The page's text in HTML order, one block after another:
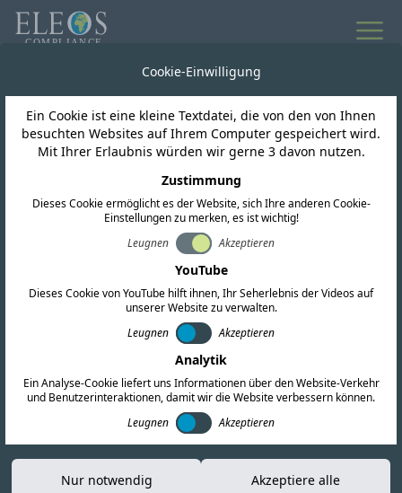
Südafrika
NRCS gibt die Annahme
von SANS/IEC 62368-1
bekannt
Cookie-Einwilligung
Ein Cookie ist eine kleine Textdatei, die von den von Ihnen
besuchten Websites auf Ihrem Computer gespeichert wird.
Mit Ihrer Erlaubnis würden wir gerne 3 davon nutzen.
Zustimmung
Dieses Cookie ermöglicht es der Website, sich Ihre anderen Cookie-
Einstellungen zu merken, es ist wichtig!
Leugnen
Akzeptieren
YouTube
Dieses Cookie von YouTube hilft ihnen, Ihr Seherlebnis der Videos auf
unserer Website zu verwalten.
Leugnen
Akzeptieren
Analytik
Ein Analyse-Cookie liefert uns Informationen über den Website-Verkehr
und Benutzerinteraktionen, damit wir die Website verbessern können.
Leugnen
Akzeptieren
Nur notwendig Akzeptiere alle